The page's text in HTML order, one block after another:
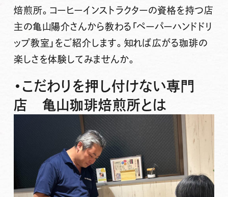
焙煎所。コーヒーインストラクターの資格を持つ店
主の亀山陽介さんから教わる「ペーパーハンドドリ
ップ教室 」をご紹介します。知れば広がる珈琲の
楽しさを体験してみませんか。
・こだわりを押し付けない専門
店 亀山珈琲焙煎所とは